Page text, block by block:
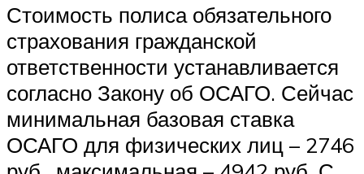
Стоимость полиса обязательного
страхования гражданской
ответственности устанавливается
согласно Закону об ОСАГО. Сейчас
минимальная базовая ставка
ОСАГО для физических лиц – 2746